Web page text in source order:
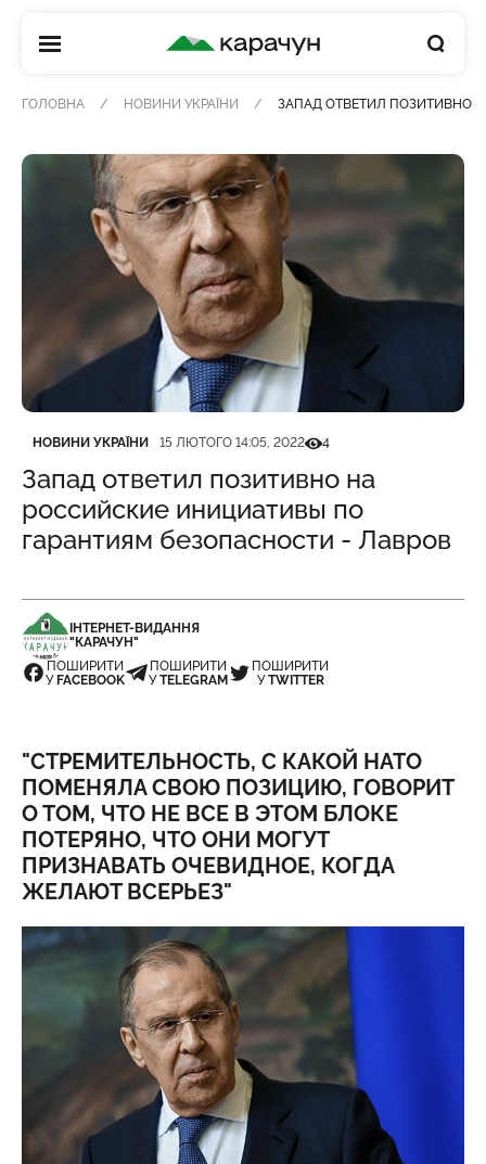
КАРАЧУН
ГОЛОВНА НОВИНИ УКРАЇНИ ЗАПАД ОТВЕТИЛ ПОЗИТИВНО
Категорія
НОВИНИ УКРАЇНИ
Дата публікації 15 ЛЮТОГО 14:05, 2022Кількість переглядів
4
Запад ответил позитивно на
российские инициативы по
гарантиям безопасности - Лавров
ІНТЕРНЕТ-ВИДАННЯ
"КАРАЧУН"
ПОШИРИТИ
У FACEBOOK
ПОШИРИТИ
УTELEGRAM
ПОШИРИТИ
УTWITTER
"СТРЕМИТЕЛЬНОСТЬ, С КАКОЙ НАТО
ПОМЕНЯЛА СВОЮ ПОЗИЦИЮ, ГОВОРИТ
О ТОМ, ЧТО НЕ ВСЕ В ЭТОМ БЛОКЕ
ПОТЕРЯНО, ЧТО ОНИ МОГУТ
ПРИЗНАВАТЬ ОЧЕВИДНОЕ, КОГДА
ЖЕЛАЮТ ВСЕРЬЕЗ"